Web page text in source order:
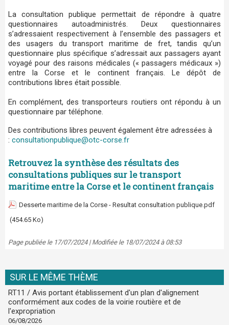
La consultation publique permettait de répondre à quatre
questionnaires autoadministrés. Deux questionnaires
s’adressaient respectivement à l’ensemble des passagers et
des usagers du transport maritime de fret, tandis qu’un
questionnaire plus spécifique s’adressait aux passagers ayant
voyagé pour des raisons médicales (« passagers médicaux »)
entre la Corse et le continent français. Le dépôt de
contributions libres était possible.
En complément, des transporteurs routiers ont répondu à un
questionnaire par téléphone.
Des contributions libres peuvent également être adressées à
: consultationpublique@otc-corse.fr
Retrouvez la synthèse des résultats des
consultations publiques sur le transport
maritime entre la Corse et le continent français
Desserte maritime de la Corse - Resultat consultation publique.pdf
(454.65 Ko)
Page publiée le 17/07/2024 | Modifiée le 18/07/2024 à 08:53
SUR LE MÊME THÈME
RT11 / Avis portant établissement d'un plan d'alignement
conformément aux codes de la voirie routière et de
l'expropriation
06/08/2026